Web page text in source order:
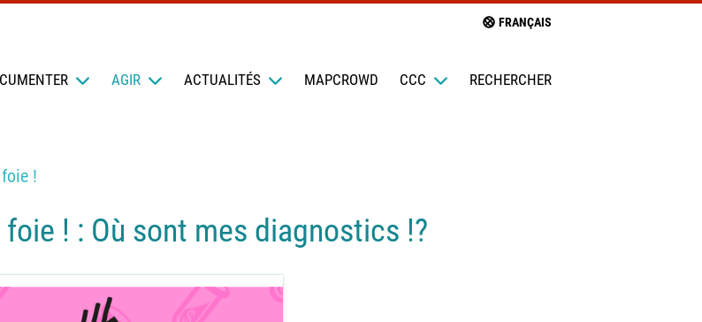
AGIR ACTUALITÉS MAPCROWD CCC RECHERCHER
FRANÇAIS
!
! : Où sont mes diagnostics !?